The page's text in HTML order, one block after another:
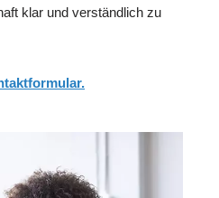
klar und verständlich zu